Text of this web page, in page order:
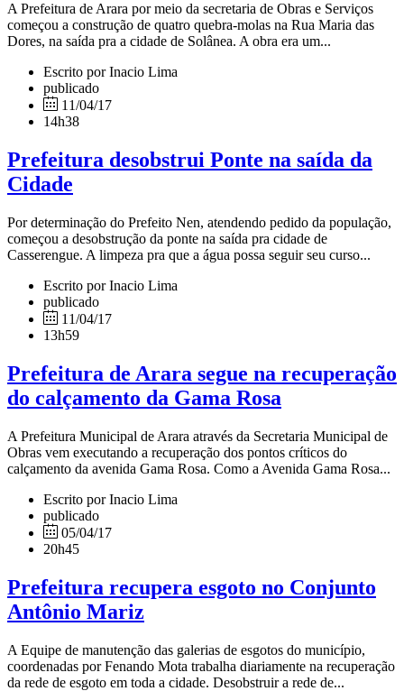
A Prefeitura de Arara por meio da secretaria de Obras e Serviços
começou a construção de quatro quebra-molas na Rua Maria das
Dores, na saída pra a cidade de Solânea. A obra era um...
Escrito por Inacio Lima
publicado
11/04/17
14h38
Prefeitura desobstrui Ponte na saída da
Cidade
Por determinação do Prefeito Nen, atendendo pedido da população,
começou a desobstrução da ponte na saída pra cidade de
Casserengue. A limpeza pra que a água possa seguir seu curso...
Escrito por Inacio Lima
publicado
11/04/17
13h59
Prefeitura de Arara segue na recuperação
do calçamento da Gama Rosa
A Prefeitura Municipal de Arara através da Secretaria Municipal de
Obras vem executando a recuperação dos pontos críticos do
calçamento da avenida Gama Rosa. Como a Avenida Gama Rosa...
Escrito por Inacio Lima
publicado
05/04/17
20h45
Prefeitura recupera esgoto no Conjunto
Antônio Mariz
A Equipe de manutenção das galerias de esgotos do município,
coordenadas por Fenando Mota trabalha diariamente na recuperação
da rede de esgoto em toda a cidade. Desobstruir a rede de...